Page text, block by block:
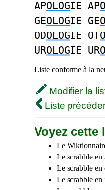
APOLOGIE AP
GEOLOGIE GE
ODOLOGIE OT
UROLOGIE UR
Liste conforme à la
Modifier la
Liste
Voyez cette
Le
Le scrabble en
Le scrabble en
Le scrabble en